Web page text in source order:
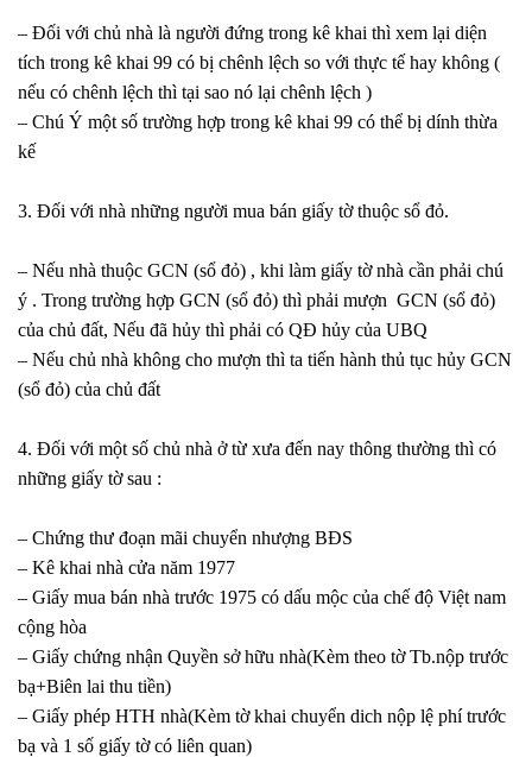
– Đối với chủ nhà là người đứng trong kê khai thì xem lại diện
tích trong kê khai 99 có bị chênh lệch so với thực tế hay không (
nếu có chênh lệch thì tại sao nó lại chênh lệch )
– Chú Ý một số trường hợp trong kê khai 99 có thể bị dính thừa
kế
3. Đối với nhà những người mua bán giấy tờ thuộc sổ đỏ.
– Nếu nhà thuộc GCN (sổ đỏ) , khi làm giấy tờ nhà cần phải chú
ý . Trong trường hợp GCN (sổ đỏ) thì phải mượn GCN (sổ đỏ)
của chủ đất, Nếu đã hủy thì phải có QĐ hủy của UBQ
– Nếu chủ nhà không cho mượn thì ta tiến hành thủ tục hủy GCN
(sổ đỏ) của chủ đất
4. Đối với một số chủ nhà ở từ xưa đến nay thông thường thì có
những giấy tờ sau :
– Chứng thư đoạn mãi chuyển nhượng BĐS
– Kê khai nhà cửa năm 1977
– Giấy mua bán nhà trước 1975 có dấu mộc của chế độ Việt nam
cộng hòa
– Giấy chứng nhận Quyền sở hữu nhà(Kèm theo tờ Tb.nộp trước
bạ+Biên lai thu tiền)
– Giấy phép HTH nhà(Kèm tờ khai chuyển dich nộp lệ phí trước
bạ và 1 số giấy tờ có liên quan)